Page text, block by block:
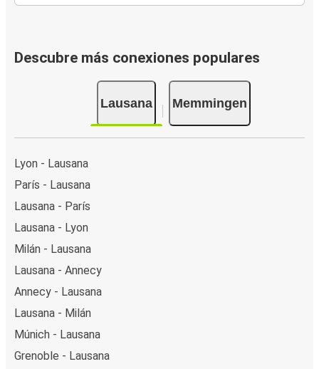
Descubre más conexiones populares
Lausana Memmingen
Lyon - Lausana
París - Lausana
Lausana - París
Lausana - Lyon
Milán - Lausana
Lausana - Annecy
Annecy - Lausana
Lausana - Milán
Múnich - Lausana
Grenoble - Lausana